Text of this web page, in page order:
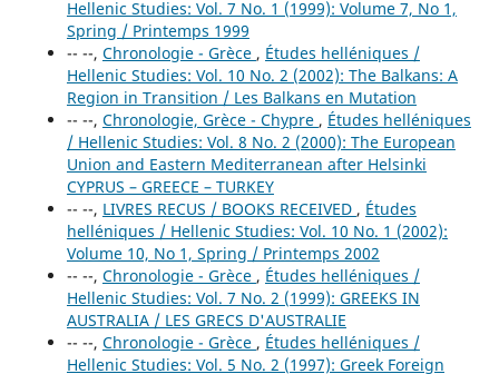
Hellenic Studies: Vol. 7 No. 1 (1999): Volume 7, No 1,
Spring / Printemps 1999
-- --, Chronologie - Grèce , Études helléniques /
Hellenic Studies: Vol. 10 No. 2 (2002): The Balkans: A
Region in Transition / Les Balkans en Mutation
-- --, Chronologie, Grèce - Chypre , Études helléniques
/ Hellenic Studies: Vol. 8 No. 2 (2000): The European
Union and Eastern Mediterranean after Helsinki
CYPRUS – GREECE – TURKEY
-- --, LIVRES RECUS / BOOKS RECEIVED , Études
helléniques / Hellenic Studies: Vol. 10 No. 1 (2002):
Volume 10, No 1, Spring / Printemps 2002
-- --, Chronologie - Grèce , Études helléniques /
Hellenic Studies: Vol. 7 No. 2 (1999): GREEKS IN
AUSTRALIA / LES GRECS D'AUSTRALIE
-- --, Chronologie - Grèce , Études helléniques /
Hellenic Studies: Vol. 5 No. 2 (1997): Greek Foreign